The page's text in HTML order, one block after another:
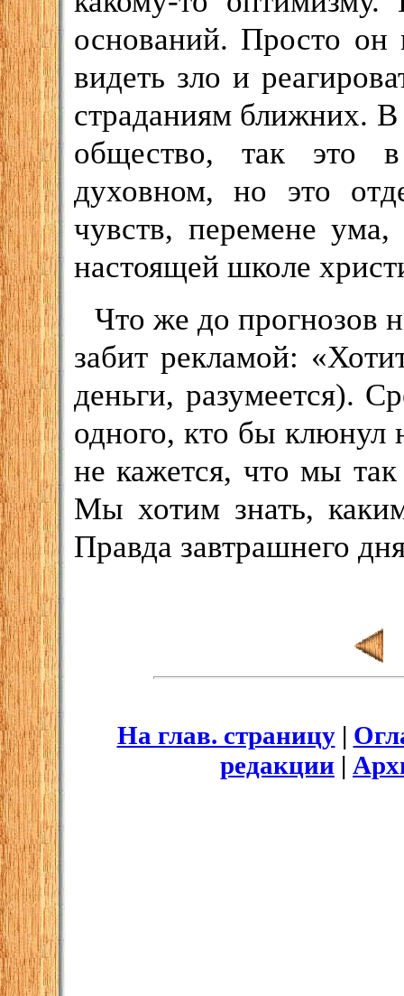
оснований. Просто он
видеть зло и
страданиям ближних.
общество, так это
духовном, но это
чувств, перемене
настоящей школе
Что же до прогнозов
забит рекламой:
деньги, разумеется).
одного, кто бы клюнул
не кажется, что мы
Мы хотим знать,
Правда завтрашнего
На глав. страницу|
редакции |